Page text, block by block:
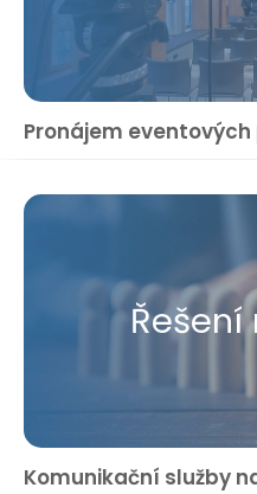
Pronájem
Komunikační služby